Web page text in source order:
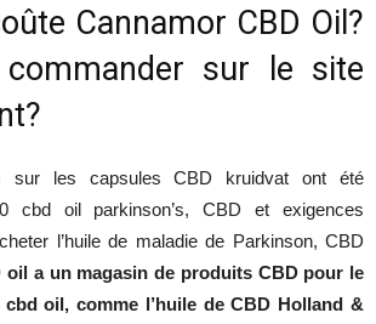
Cannamor CBD Oil?
commander sur le site
sur les capsules CBD kruidvat ont été
cbd oil parkinson’s, CBD et exigences
l’huile de maladie de Parkinson, CBD
oil a un magasin de produits CBD pour le
cbd oil, comme l’huile de CBD Holland &